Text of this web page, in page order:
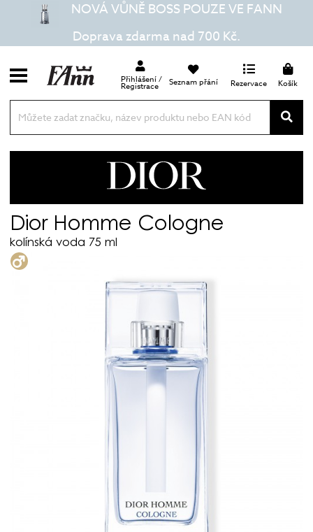
NOVÁ VŮNĚ BOSS POUZE VE FANN
Doprava zdarma nad 700 Kč.
Přihlášení /
Registrace Seznam přání Rezervace Košík
Dior
Dior Homme Cologne
kolínská voda 75 ml